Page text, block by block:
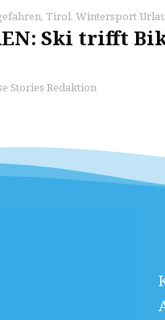
, Tirol, Wintersport
Ski trifft
Stories Redaktion